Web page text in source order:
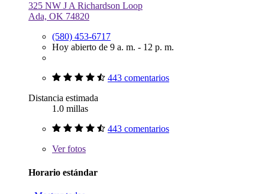
325 NW J A Richardson Loop
Ada, OK 74820
(580) 453-6717
Hoy abierto de 9 a. m. - 12 p. m.
443 comentarios
Distancia estimada
1.0 millas
443 comentarios
Verfotos
Horario estándar